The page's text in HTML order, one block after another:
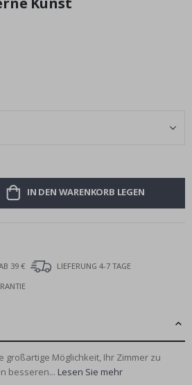
Bewertung:
bewertungen:
IN DEN WARENKORB LEGEN
39 €
LIEFERUNG 4-7 TAGE
Möglichkeit, Ihr Zimmer zu
besseren... Lesen Sie mehr